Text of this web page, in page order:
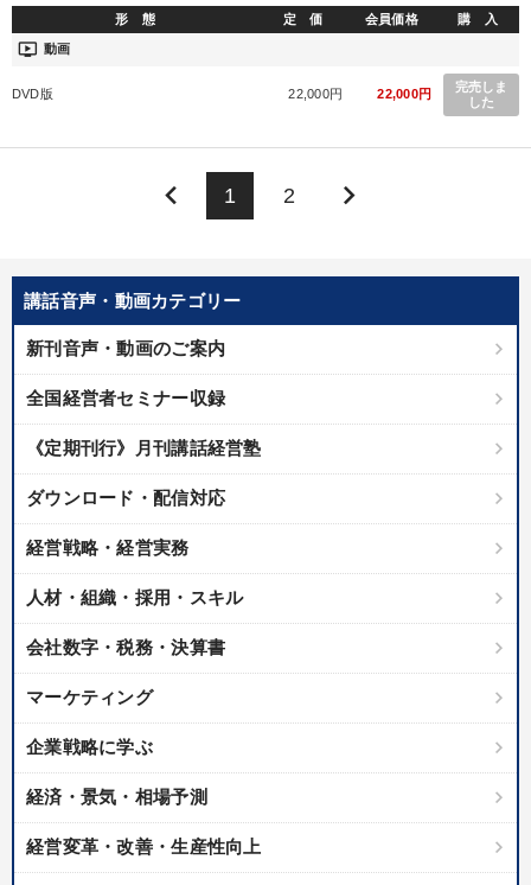
講話音声・動画カテゴリー
新刊音声・動画のご案内
全国経営者セミナー収録
《定期刊行》月刊講話経営塾
ダウンロード・配信対応
経営戦略・経営実務
人材・組織・採用・スキル
会社数字・税務・決算書
マーケティング
企業戦略に学ぶ
経済・景気・相場予測
経営変革・改善・生産性向上
形 態 定 価 会員価格 購 入
ondemand_video 動画
DVD版 22,000円 22,000円
完売しま
した
keyboard_arrow_left 1 2 keyboard_arrow_right